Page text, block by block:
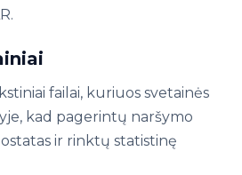
failai, kuriuos svetainės
kad pagerintų naršymo
ir rinktų statistinę